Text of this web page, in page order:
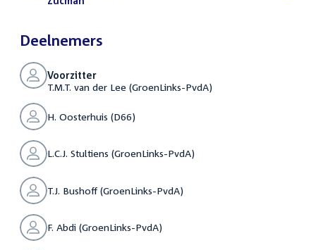
Deelnemers
Voorzitter
T.M.T. van der Lee (GroenLinks-PvdA)
H. Oosterhuis (D66)
L.C.J. Stultiens (GroenLinks-PvdA)
T.J. Bushoff (GroenLinks-PvdA)
F. Abdi (GroenLinks-PvdA)